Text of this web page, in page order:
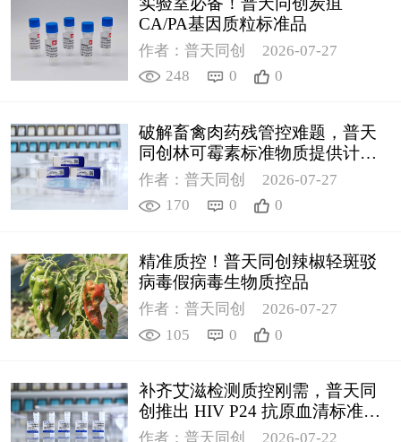
CA/PA基因质粒标准品
作者：普天同创
2026-07-27
248
0 0
破解畜禽肉药残管控难题，普天
同创林可霉素标准物质提供计量
支撑
作者：普天同创
2026-07-27
170
0 0
精准质控！普天同创辣椒轻斑驳
病毒假病毒生物质控品
作者：普天同创
2026-07-27
105
0 0
补齐艾滋检测质控刚需，普天同
创推出 HIV P24 抗原血清标准物
质
作者：普天同创
2026-07-22